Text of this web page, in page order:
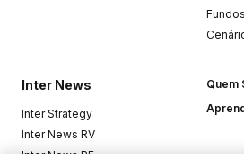
Fundos
Inter News
Inter Strategy
Inter News RV
Inter News RF
Quem